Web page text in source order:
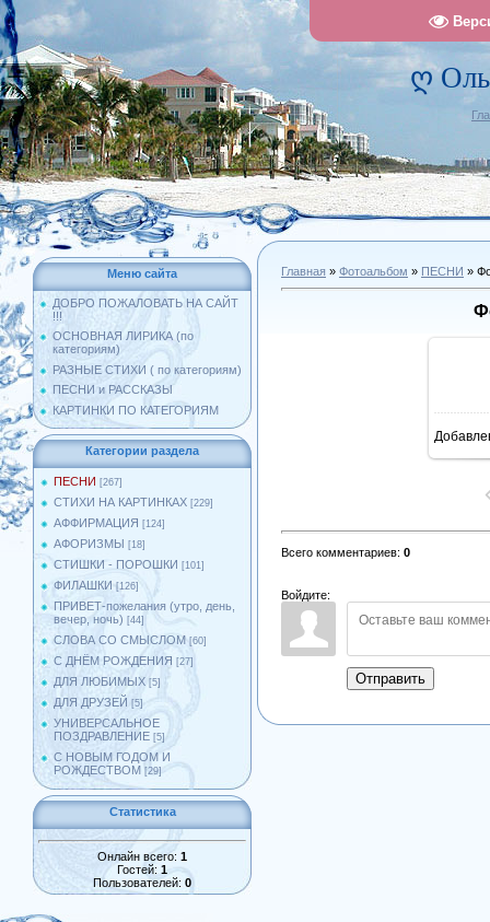
ღ
Меню сайта
ДОБРО ПОЖАЛОВАТЬ НА САЙТ
!!!
ОСНОВНАЯ ЛИРИКА (по
категориям)
РАЗНЫЕ СТИХИ ( по категориям)
ПЕСНИ и РАССКАЗЫ
КАРТИНКИ ПО КАТЕГОРИЯМ
Категории раздела
ПЕСНИ [267]
СТИХИ НА КАРТИНКАХ [229]
АФФИРМАЦИЯ [124]
АФОРИЗМЫ [18]
СТИШКИ - ПОРОШКИ [101]
ФИЛАШКИ [126]
ПРИВЕТ-пожелания (утро, день,
вечер, ночь) [44]
СЛОВА СО СМЫСЛОМ [60]
С ДНЁМ РОЖДЕНИЯ [27]
ДЛЯ ЛЮБИМЫХ [5]
ДЛЯ ДРУЗЕЙ [5]
УНИВЕРСАЛЬНОЕ
ПОЗДРАВЛЕНИЕ [5]
С НОВЫМ ГОДОМ И
РОЖДЕСТВОМ [29]
Статистика
Онлайн всего: 1
Гостей: 1
Пользователей: 0
Главная » Фотоальбом » ПЕСНИ »
Всего комментариев: 0
Войдите:
Отправить